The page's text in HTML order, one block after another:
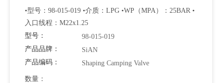
•型号：98-015-019 •介质：LPG •WP（MPA）：25BAR •
入口线程：M22x1.25
型号：
98-015-019
产品品牌：
SiAN
产品编码：
Shaping Camping Valve
数量：